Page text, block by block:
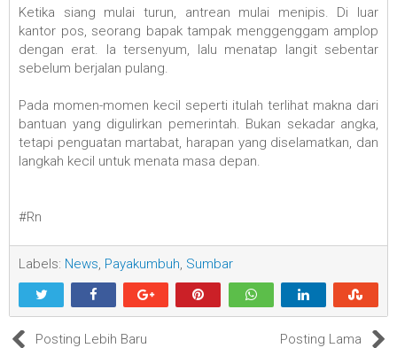
Ketika siang mulai turun, antrean mulai menipis. Di luar
kantor pos, seorang bapak tampak menggenggam amplop
dengan erat. Ia tersenyum, lalu menatap langit sebentar
sebelum berjalan pulang.
Pada momen-momen kecil seperti itulah terlihat makna dari
bantuan yang digulirkan pemerintah. Bukan sekadar angka,
tetapi penguatan martabat, harapan yang diselamatkan, dan
langkah kecil untuk menata masa depan.
#Rn
Labels: News, Payakumbuh, Sumbar
Posting Lebih Baru Posting Lama